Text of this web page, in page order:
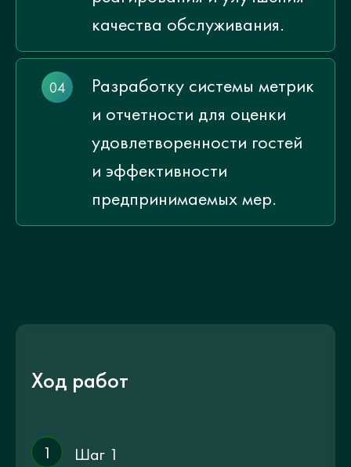
качества обслуживания.
Разработку системы метрик
и отчетности для оценки
удовлетворенности гостей
и эффективности
предпринимаемых мер.
Ход работ
1 Шаг 1